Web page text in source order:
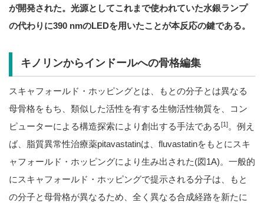
が開発された。光源としてこれまで使われていた水銀ランプ
の代わりに390 nmのLEDを用いたことが本反応の鍵である。
キノリンからインドールへの骨格編集
スキャフォールド・ホッピングとは、もとの分子とは異なる
母骨格をもち、類似した活性を有する生物活性物質を、コン
ピューターによる構造探索により創出する手法である[1]。例え
ば、脂質異常性治療薬pitavastatinは、fluvastatinをもとにスキ
ャフォールド・ホッピングにより生み出された(図1A)。一般的
にスキャフォールド・ホッピングで提示される分子は、もと
の分子と母骨格が異なるため、全く異なる合成経路を新たに